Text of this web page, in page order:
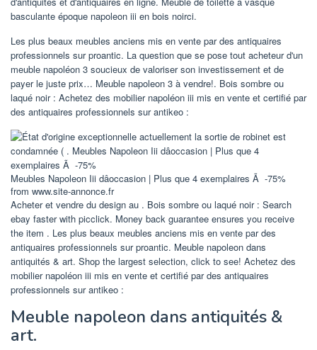
basculante époque napoleon iii en bois noirci.
Les plus beaux meubles anciens mis en vente par des antiquaires
professionnels sur proantic. La question que se pose tout acheteur d'un
meuble napoléon 3 soucieux de valoriser son investissement et de
payer le juste prix… Meuble napoleon 3 à vendre!. Bois sombre ou
laqué noir : Achetez des mobilier napoléon iii mis en vente et certifié par
des antiquaires professionnels sur antikeo :
Meubles Napoleon Iii dâoccasion | Plus que 4 exemplaires Ã -75%
from www.site-annonce.fr
Acheter et vendre du design au . Bois sombre ou laqué noir : Search
ebay faster with picclick. Money back guarantee ensures you receive
the item . Les plus beaux meubles anciens mis en vente par des
antiquaires professionnels sur proantic. Meuble napoleon dans
antiquités & art. Shop the largest selection, click to see! Achetez des
mobilier napoléon iii mis en vente et certifié par des antiquaires
professionnels sur antikeo :
Meuble napoleon dans antiquités &
art.